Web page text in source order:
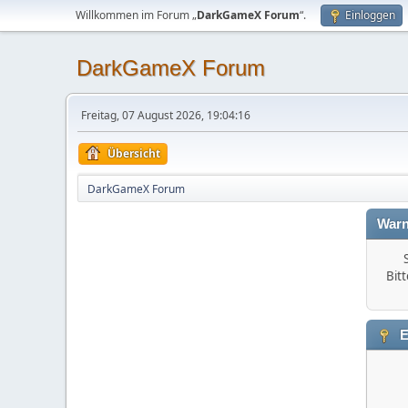
Willkommen im Forum „DarkGameX Forum“. Einloggen
DarkGameX Forum
Freitag, 07 August 2026, 19:04:16
Übersicht
DarkGameX Forum